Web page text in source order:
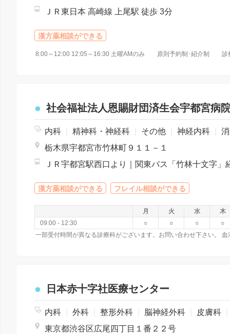
ＪＲ東日本 高崎線 上尾駅 徒歩 3分
漢方薬相談ができる
社会福祉法人恩賜財団済生会宇都宮病
内科 精神科・神経科 その他 神経内科
消化器科
栃木県宇都宮市竹林町９１１－１
漢方薬相談ができる フレイル相談ができる
月 火 水
木
09:00 - 12:30
○ ○ ○ ○
日本赤十字社医療センター
内科 外科 整形外科 脳神経外科 皮膚科
東京都渋谷区広尾四丁目１番２２号